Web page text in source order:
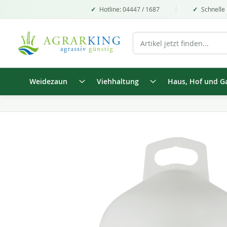
Hotline: 04447 / 1687
Weidezaun Viehhaltung Haus, Hof und